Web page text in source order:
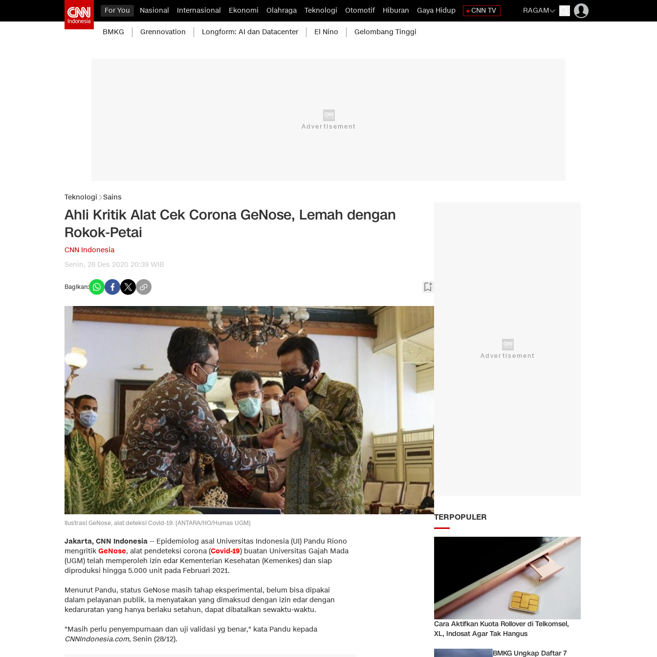
For You Nasional Internasional Ekonomi Olahraga Teknologi Otomotif Hiburan Gaya Hidup CNN TV RAGAM
BMKG Grennovation Longform: AI dan Datacenter El Nino Gelombang Tinggi
Teknologi Sains
Ahli Kritik Alat Cek Corona GeNose, Lemah dengan
Rokok-Petai
CNN Indonesia
Senin, 28 Des 2020 20:39 WIB
Bagikan:
Ilustrasi GeNose, alat deteksi Covid-19. (ANTARA/HO/Humas UGM)
Jakarta, CNN Indonesia -- Epidemiolog asal Universitas Indonesia (UI) Pandu Riono
mengritik GeNose, alat pendeteksi corona (Covid-19) buatan Universitas Gajah Mada
(UGM) telah memperoleh izin edar Kementerian Kesehatan (Kemenkes) dan siap
diproduksi hingga 5.000 unit pada Februari 2021.
Menurut Pandu, status GeNose masih tahap eksperimental, belum bisa dipakai
dalam pelayanan publik. Ia menyatakan yang dimaksud dengan izin edar dengan
kedaruratan yang hanya berlaku setahun, dapat dibatalkan sewaktu-waktu.
"Masih perlu penyempurnaan dan uji validasi yg benar," kata Pandu kepada
CNNIndonesia.com, Senin (28/12).
TERPOPULER
Cara Aktifkan Kuota Rollover di Telkomsel,
XL, Indosat Agar Tak Hangus
BMKG Ungkap Daftar 7